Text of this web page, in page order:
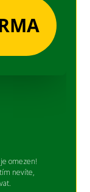
omezen!
nevíte,